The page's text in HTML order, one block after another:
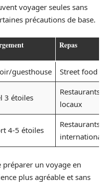
voyager seules sans
précautions de base.
Repas
guesthouse
Street food
3 étoiles
Restaurants
locaux
4-5 étoiles
Restaurants
préparer un voyage en
plus agréable et sans